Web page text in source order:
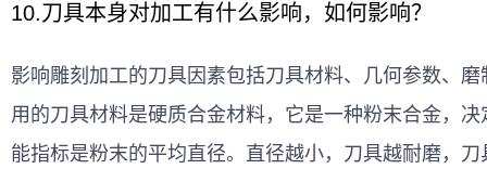
10.刀具本身对加工有什么影响，如何影响？
影响雕刻加工的刀具因素包括刀具材料、几何参数、
用的刀具材料是硬质合金材料，它是一种粉末合金，
能指标是粉末的平均直径。直径越小，刀具越耐磨，